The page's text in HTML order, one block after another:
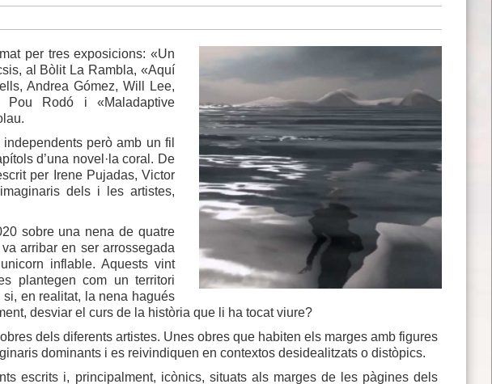
per tres exposicions: «Un
al Bòlit La Rambla, «Aquí
Andrea Gómez, Will Lee,
Rodó i «Maladaptive
però amb un fil
d’una novel·la coral. De
per Irene Pujadas, Victor
dels i les artistes,
sobre una nena de quatre
arribar en ser arrossegada
inflable. Aquests vint
plantegen com un territori
en realitat, la nena hagués
desviar el curs de la història que li ha tocat viure?
dels diferents artistes. Unes obres que habiten els marges amb figures
dominants i es reivindiquen en contextos desidealitzats o distòpics.
escrits i, principalment, icònics, situats als marges de les pàgines dels